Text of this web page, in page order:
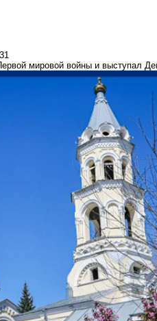
мировой войны и выступал